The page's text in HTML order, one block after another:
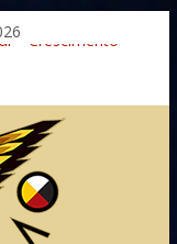
– Crescimento
Espírito Ancestral